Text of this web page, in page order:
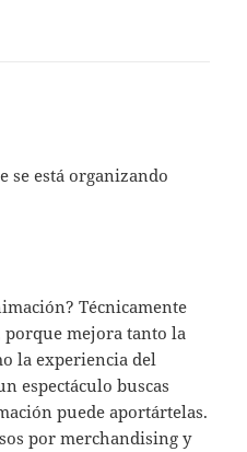
se está organizando
Técnicamente
mejora tanto la
la experiencia del
espectáculo buscas
puede aportártelas.
por merchandising y